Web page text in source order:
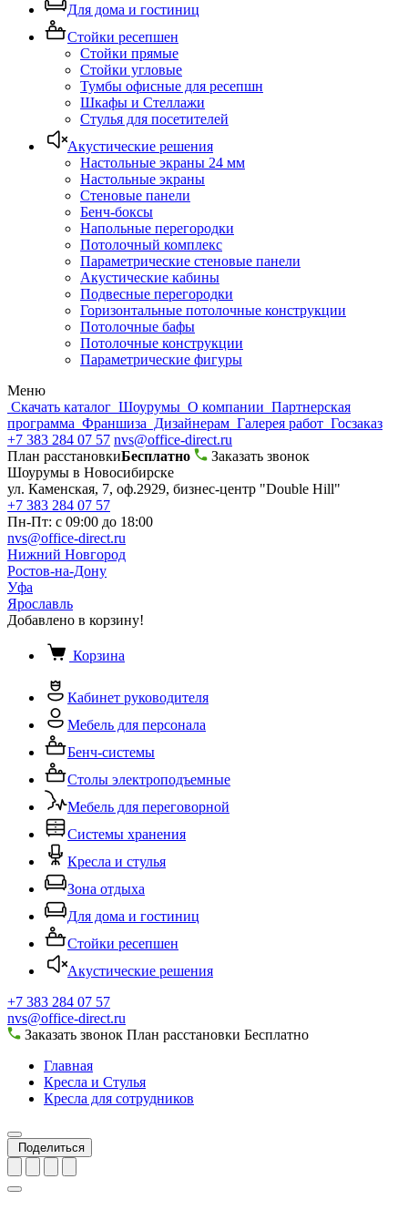
Для дома и гостиниц
Стойки ресепшен
Стойки прямые
Стойки угловые
Тумбы офисные для ресепшн
Шкафы и Стеллажи
Стулья для посетителей
Акустические решения
Настольные экраны 24 мм
Настольные экраны
Стеновые панели
Бенч-боксы
Напольные перегородки
Потолочный комплекс
Параметрические стеновые панели
Акустические кабины
Подвесные перегородки
Горизонтальные потолочные конструкции
Потолочные бафы
Потолочные конструкции
Параметрические фигуры
Меню
Скачать каталог Шоурумы О компании Партнерская
программа Франшиза Дизайнерам Галерея работ Госзаказ
+7 383 284 07 57 nvs@office-direct.ru
План расстановкиБесплатно
Заказать звонок
Шоурумы в Новосибирске
ул. Каменская, 7, оф.2929, бизнес-центр "Double Hill"
+7 383 284 07 57
Пн-Пт: с 09:00 до 18:00
nvs@office-direct.ru
Нижний Новгород
Ростов-на-Дону
Уфа
Ярославль
Добавлено в корзину!
Корзина
Кабинет руководителя
Мебель для персонала
Бенч-системы
Столы электроподъемные
Мебель для переговорной
Системы хранения
Кресла и стулья
Зона отдыха
Для дома и гостиниц
Стойки ресепшен
Акустические решения
+7 383 284 07 57
nvs@office-direct.ru
Заказать звонок План расстановки Бесплатно
Главная
Кресла и Стулья
Кресла для сотрудников
Поделиться